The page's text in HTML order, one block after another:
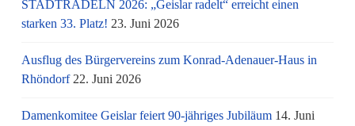
STADTRADELN 2026: „Geislar radelt“ erreicht einen
starken 33. Platz! 23. Juni 2026
Ausflug des Bürgervereins zum Konrad-Adenauer-Haus in
Rhöndorf 22. Juni 2026
Damenkomitee Geislar feiert 90-jähriges Jubiläum 14. Juni